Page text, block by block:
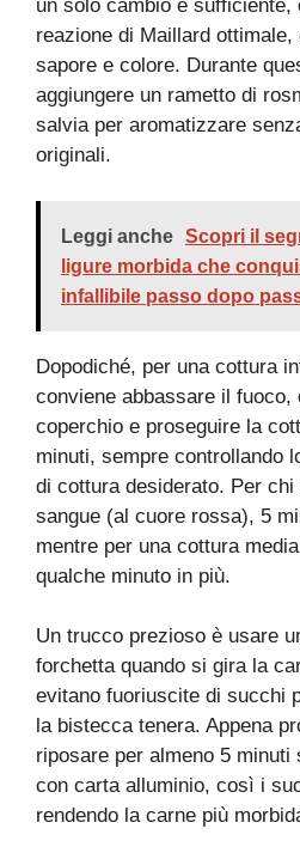
un solo cambio è
reazione di Maillard ottimale,
sapore e colore. Durante
aggiungere un rametto di
salvia per aromatizzare
originali.
Leggi anche Scopri il
ligure morbida che
infallibile passo dopo
Dopodiché, per una cottura
conviene abbassare il fuoco,
coperchio e proseguire la
minuti, sempre controllando
di cottura desiderato. Per chi
sangue (al cuore rossa), 5
mentre per una cottura
qualche minuto in più.
Un trucco prezioso è usare
forchetta quando si gira la
evitano fuoriuscite di succhi
la bistecca tenera. Appena
riposare per almeno 5
con carta alluminio, così i
rendendo la carne più